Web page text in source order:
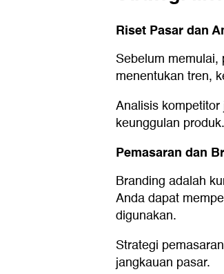
Riset Pasar dan
Sebelum
menentukan tren,
Analisis
keunggulan produk.
Pemasaran dan
Branding adalah
Anda dapat
digunakan.
Strategi
jangkauan pasar.